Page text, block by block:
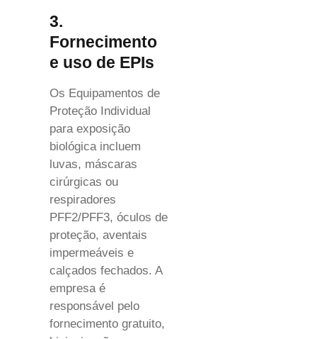
3.
Fornecimento
e uso de EPIs
Os Equipamentos de
Proteção Individual
para exposição
biológica incluem
luvas, máscaras
cirúrgicas ou
respiradores
PFF2/PFF3, óculos de
proteção, aventais
impermeáveis e
calçados fechados. A
empresa é
responsável pelo
fornecimento gratuito,